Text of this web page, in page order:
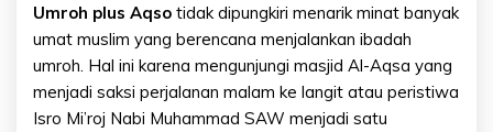
Umroh plus Aqso tidak dipungkiri menarik minat banyak
umat muslim yang berencana menjalankan ibadah
umroh. Hal ini karena mengunjungi masjid Al-Aqsa yang
menjadi saksi perjalanan malam ke langit atau peristiwa
Isro Mi’roj Nabi Muhammad SAW menjadi satu